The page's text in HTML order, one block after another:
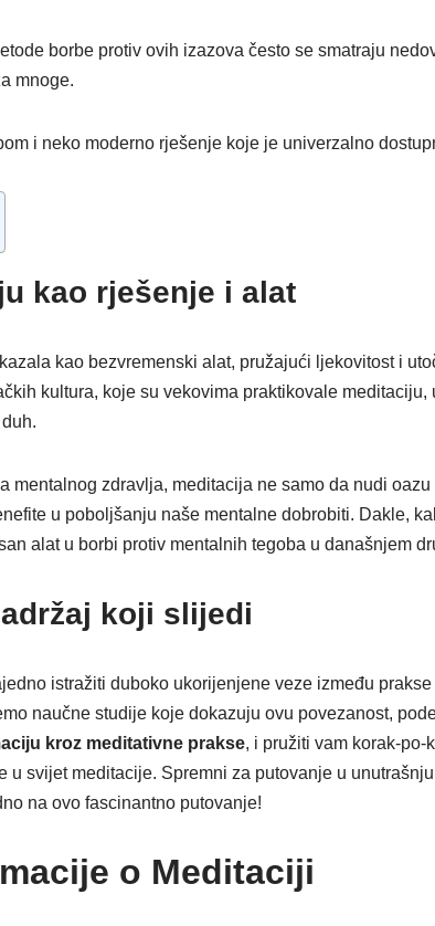
borbe protiv ovih izazova često se smatraju
mnoge.
i neko moderno rješenje koje je univerzalno
kao rješenje i alat
kao bezvremenski alat, pružajući ljekovitost i
kultura, koje su vekovima praktikovale meditaciju,
mentalnog zdravlja, meditacija ne samo da nudi oazu
u poboljšanju naše mentalne dobrobiti. Dakle,
alat u borbi protiv mentalnih tegoba u današnjem
koji slijedi
istražiti duboko ukorijenjene veze između
naučne studije koje dokazuju ovu povezanost,
kroz meditativne prakse, i pružiti vam korak-po-
u svijet meditacije. Spremni za putovanje u
na ovo fascinantno putovanje!
o Meditaciji